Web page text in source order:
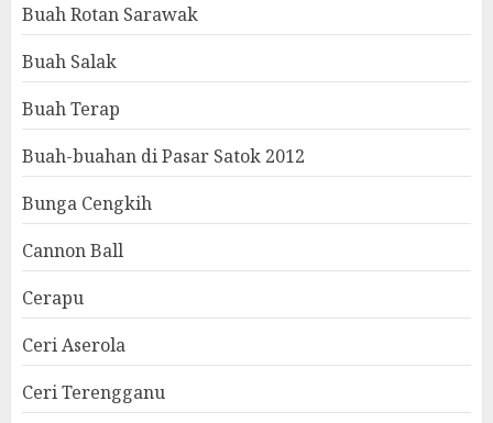
Buah Rotan Sarawak
Buah Salak
Buah Terap
Buah-buahan di Pasar Satok 2012
Bunga Cengkih
Cannon Ball
Cerapu
Ceri Aserola
Ceri Terengganu